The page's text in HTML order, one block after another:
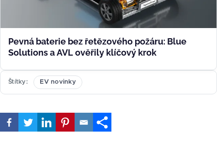
Pevná baterie bez řetězového požáru: Blue
Solutions a AVL ověřily klíčový krok
Štítky EV novinky